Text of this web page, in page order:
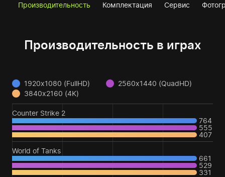
Производительность Комплектация Сервис
Производительность в играх
1920x1080 (FullHD)
2560x1440 (QuadHD)
3840x2160 (4K)
Counter Strike 2
764
555
407
World of Tanks
661
529
331